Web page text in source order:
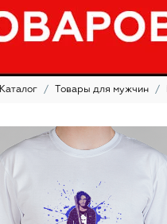
Каталог Товары для мужчин